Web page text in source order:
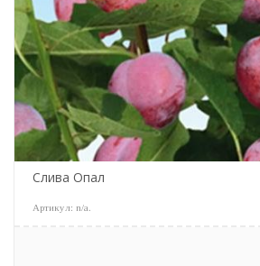
Слива Опал
Артикул: n/a